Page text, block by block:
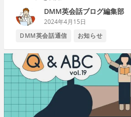
DMM英会話ブログ編集部
2024年4月15日
DMM英会話通信
お知らせ